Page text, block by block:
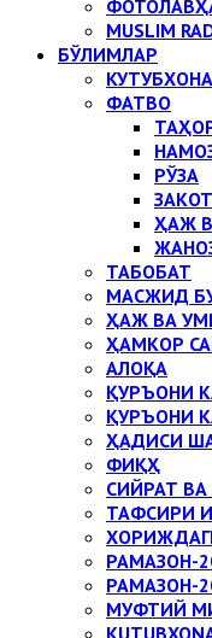
MUSLIM
БЎЛИМЛАР
КУТУБХОНА
ФАТВО
РЎЗА
ЗАКОТ
ҲАЖ
ТАБОБАТ
МАСЖИД
ҲАЖ ВА
ҲАМКОР
АЛОҚА
ҚУРЪОНИ
ҚУРЪОНИ
ҲАДИСИ
ФИҚҲ
СИЙРАТ
ТАФСИРИ
РАМАЗОН-
РАМАЗОН-
МУФТИЙ